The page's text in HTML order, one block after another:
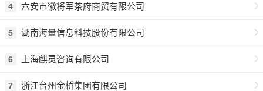
4 六安市徽将军茶府商贸有限公司
5 湖南海量信息科技股份有限公司
6 上海麒灵咨询有限公司
7 浙江台州金桥集团有限公司